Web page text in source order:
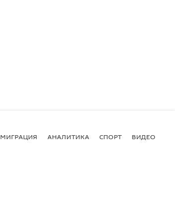
МИГРАЦИЯ АНАЛИТИКА СПОРТ ВИДЕО